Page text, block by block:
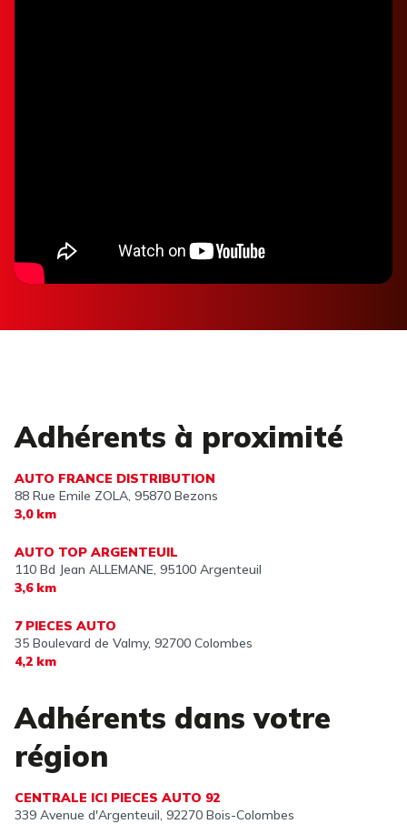
Adhérents à proximité
AUTO FRANCE DISTRIBUTION
88 Rue Emile ZOLA, 95870 Bezons
3,0 km
AUTO TOP ARGENTEUIL
110 Bd Jean ALLEMANE, 95100 Argenteuil
3,6 km
7 PIECES AUTO
35 Boulevard de Valmy, 92700 Colombes
4,2 km
Adhérents dans votre
région
CENTRALE ICI PIECES AUTO 92
339 Avenue d'Argenteuil, 92270 Bois-Colombes